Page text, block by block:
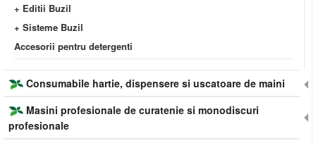
+ Editii Buzil
+ Sisteme Buzil
Accesorii pentru detergenti
Consumabile hartie, dispensere si uscatoare de maini
Masini profesionale de curatenie si monodiscuri
profesionale